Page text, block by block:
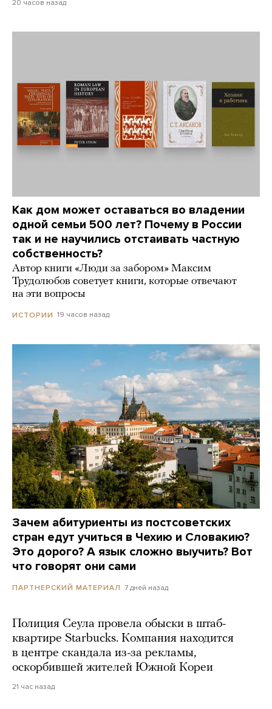
20 часов назад
Как дом может оставаться во владении
одной семьи 500 лет? Почему в России
так и не научились отстаивать частную
собственность?
Автор книги «Люди за забором» Максим
Трудолюбов советует книги, которые отвечают
на эти вопросы
ИСТОРИИ 19 часов назад
Зачем абитуриенты из постсоветских
стран едут учиться в Чехию и Словакию?
Это дорого? А язык сложно выучить? Вот
что говорят они сами
ПАРТНЕРСКИЙ МАТЕРИАЛ 7 дней назад
Полиция Сеула провела обыски в штаб-
квартире Starbucks. Компания находится
в центре скандала из-за рекламы,
оскорбившей жителей Южной Кореи
21 час назад